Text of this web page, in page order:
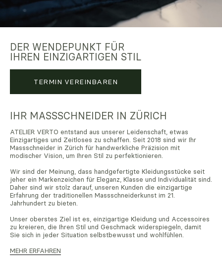
DER WENDEPUNKT FÜR
IHREN EINZIGARTIGEN STIL
TERMIN VEREINBAREN
IHR MASSSCHNEIDER IN ZÜRICH
ATELIER VERTO entstand aus unserer Leidenschaft, etwas
Einzigartiges und Zeitloses zu schaffen. Seit 2018 sind wir Ihr
Massschneider in Zürich für handwerkliche Präzision mit
modischer Vision, um Ihren Stil zu perfektionieren.
Wir sind der Meinung, dass handgefertigte Kleidungsstücke seit
jeher ein Markenzeichen für Eleganz, Klasse und Individualität sind.
Daher sind wir stolz darauf, unseren Kunden die einzigartige
Erfahrung der traditionellen Massschneiderkunst im 21.
Jahrhundert zu bieten.
Unser oberstes Ziel ist es, einzigartige Kleidung und Accessoires
zu kreieren, die Ihren Stil und Geschmack widerspiegeln, damit
Sie sich in jeder Situation selbstbewusst und wohlfühlen.
MEHR ERFAHREN